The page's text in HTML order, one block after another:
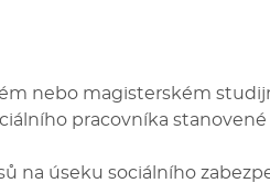
nebo magisterském
pracovníka stanovené
na úseku sociálního